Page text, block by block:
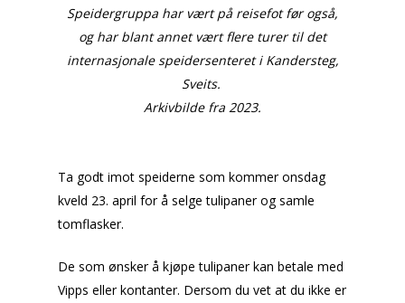
Speidergruppa har vært på reisefot før også,
og har blant annet vært flere turer til det
internasjonale speidersenteret i Kandersteg,
Sveits.
Arkivbilde fra 2023.
Ta godt imot speiderne som kommer onsdag
kveld 23. april for å selge tulipaner og samle
tomflasker.
De som ønsker å kjøpe tulipaner kan betale med
Vipps eller kontanter. Dersom du vet at du ikke er